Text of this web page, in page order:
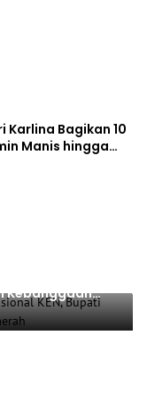
Karlina Bagikan 10
Manis hingga
Nasional KEN,
Kebanggaan